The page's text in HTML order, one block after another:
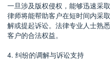
一旦涉及版权侵权，能够迅速采
律师将能帮助客户在短时间内采
解或提起诉讼。法律专业人士熟
客户的合法权益。
4. 纠纷的调解与诉讼支持